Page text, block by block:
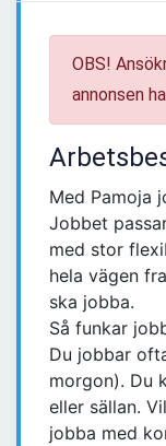
OBS!
annonsen
Med Pamoja
Jobbet
med stor
hela vägen
ska jobba.
Så funkar
Du jobbar
morgon). Du
eller sällan.
jobba med